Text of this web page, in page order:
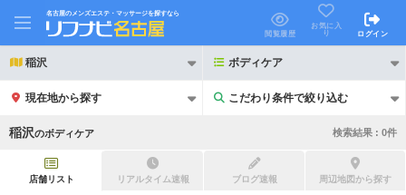
名古屋のメンズエステ・マッサージを探すなら
閲覧履歴
お気に入
り
ログイン
稲沢 ボディケア
現在地から探す こだわり条件で絞り込む
こだわり条件で絞り込む
稲沢のボディケア 検索結果 : 0件
店舗リスト リアルタイム速報 ブログ速報 周辺地図から探す